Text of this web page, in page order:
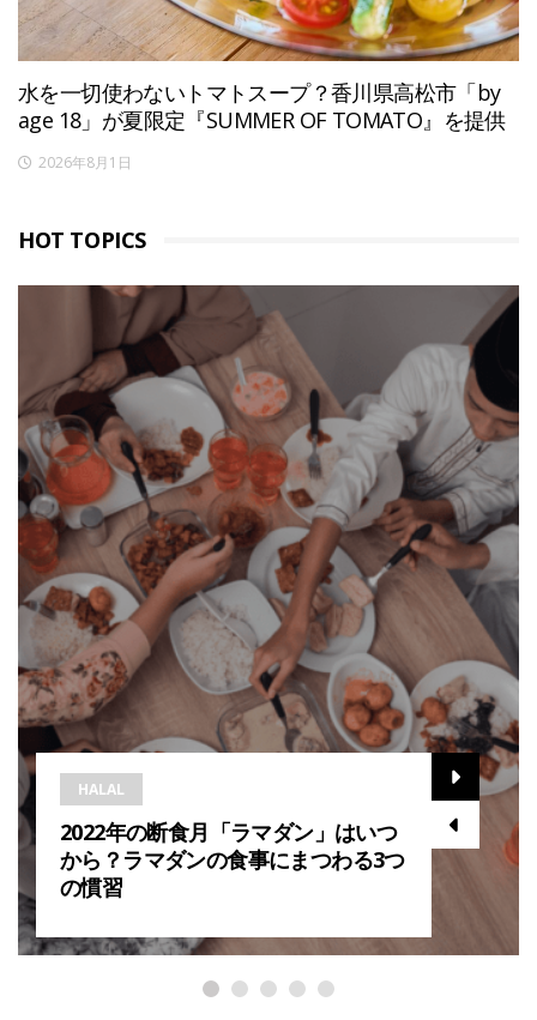
水を一切使わないトマトスープ？香川県高松市「by
age 18」が夏限定『SUMMER OF TOMATO』を提供
2026年8月1日
HOT TOPICS
HALAL
2022年の断食月「ラマダン」はいつ
から？ラマダンの食事にまつわる3つ
の慣習